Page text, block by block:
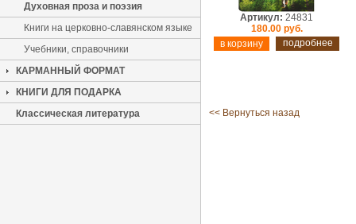
Духовная проза и поэзия
Книги на церковно-славянском языке
Учебники, справочники
КАРМАННЫЙ ФОРМАТ
КНИГИ ДЛЯ ПОДАРКА
Классическая литература
Артикул: 24831
180.00 руб.
подробнее
<< Вернуться назад